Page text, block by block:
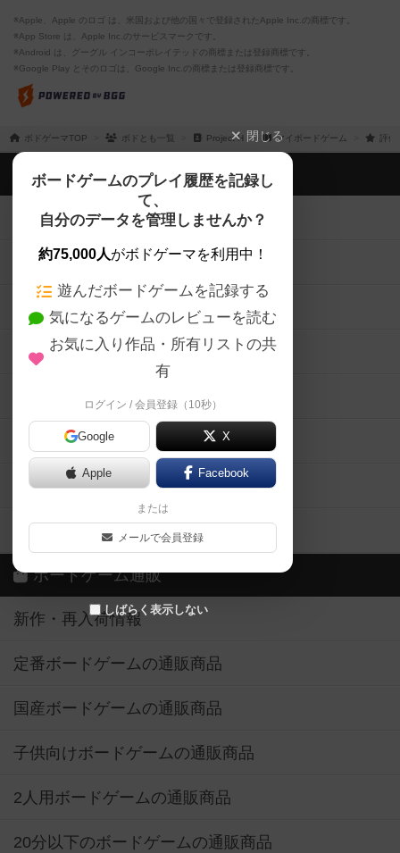
※Apple、Apple のロゴ は、米国および他の国々で登録されたApple Inc.の商標です。
※App Store は、Apple Inc.のサービスマークです。
※Android は、グーグル インコーポレイテッドの商標または登録商標です。
※Google Play とそのロゴは、Google Inc.の商標または登録商標です。
ボドゲーマTOP ボドとも一覧 Project H マイボードゲーム 評価
閉じる
ボードゲームのプレイ履歴を記録し
て、
自分のデータを管理しませんか？
約75,000人がボドゲーマを利用中！
遊んだボードゲームを記録する
気になるゲームのレビューを読む
お気に入り作品・所有リストの共
有
ログイン / 会員登録（10秒）
Google X
Apple Facebook
または
メールで会員登録
しばらく表示しない
ボドゲーマTOP
ボードゲームを検索する
ボードゲームの新着レビュー
ボードゲーム会情報
メカニクス特集
掲示板・トピックス
ボドとも・会員一覧
ボードゲーム業界コラム
ボドゲーマご利用案内
ボードゲーム通販
新作・再入荷情報
定番ボードゲームの通販商品
国産ボードゲームの通販商品
子供向けボードゲームの通販商品
2人用ボードゲームの通販商品
20分以下のボードゲームの通販商品